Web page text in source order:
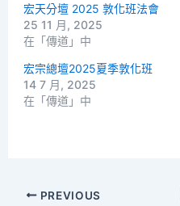
宏天分壇 2025 敦化班法會
25 11 月, 2025
在「傳道」中
宏宗總壇2025夏季敦化班
14 7 月, 2025
在「傳道」中
PREVIOUS